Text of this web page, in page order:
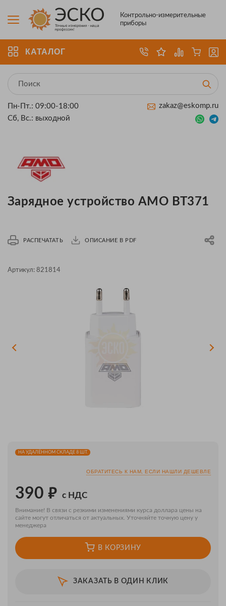
Контрольно-измерительные
приборы
КАТАЛОГ
Пн-Пт.: 09:00-18:00
Сб, Вс.: выходной
zakaz@eskomp.ru
Зарядное устройство AMO BT371
РАСПЕЧАТАТЬ ОПИСАНИЕ В PDF
Артикул: 821814
НА УДАЛЁННОМ СКЛАДЕ 8 ШТ.
ОБРАТИТЕСЬ К НАМ, ЕСЛИ НАШЛИ ДЕШЕВЛЕ
390 ₽ с НДС
Внимание! В связи с резкими изменениями курса доллара цены на
сайте могут отличаться от актуальных. Уточняйте точную цену у
менеджера
В КОРЗИНУ
ЗАКАЗАТЬ В ОДИН КЛИК